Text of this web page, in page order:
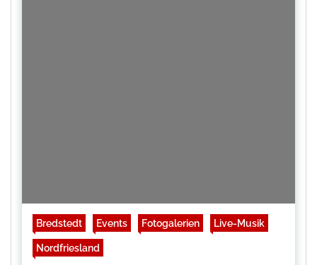
Bredstedt Events Fotogalerien Live-Musik
Nordfriesland